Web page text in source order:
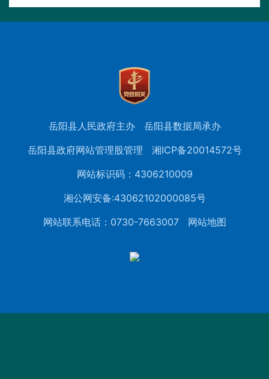
岳阳县人民政府主办
岳阳县数据局承办
岳阳县政府网站管理股管理
湘ICP备20014572号
网站标识码：4306210009
湘公网安备:43062102000085号
网站联系电话：0730-7663007
网站地图